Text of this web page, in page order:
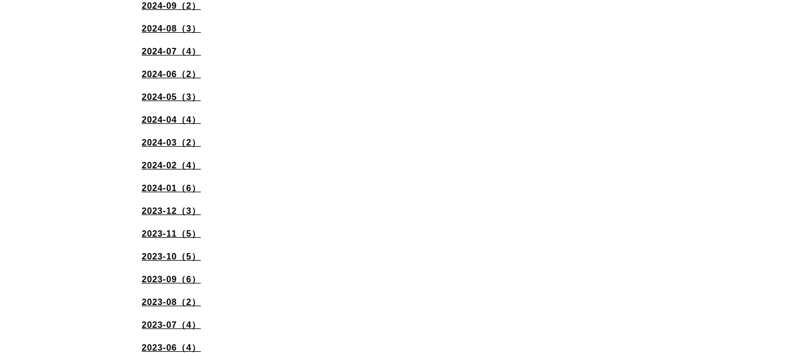
2024-09（2）
2024-08（3）
2024-07（4）
2024-06（2）
2024-05（3）
2024-04（4）
2024-03（2）
2024-02（4）
2024-01（6）
2023-12（3）
2023-11（5）
2023-10（5）
2023-09（6）
2023-08（2）
2023-07（4）
2023-06（4）